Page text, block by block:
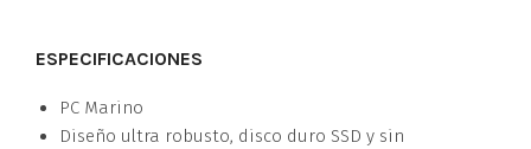
ESPECIFICACIONES
PC Marino
Diseño ultra robusto, disco duro SSD y sin